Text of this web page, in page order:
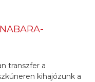
transzfer a
kihajózunk a